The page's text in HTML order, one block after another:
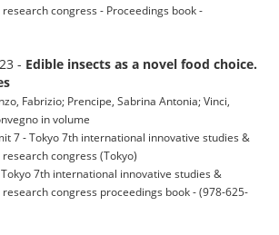
congress - Proceedings book -
- Edible insects as a novel food choice.
Fabrizio; Prencipe, Sabrina Antonia; Vinci,
in volume
7 - Tokyo 7th international innovative studies &
congress (Tokyo)
7th international innovative studies &
congress proceedings book - (978-625-